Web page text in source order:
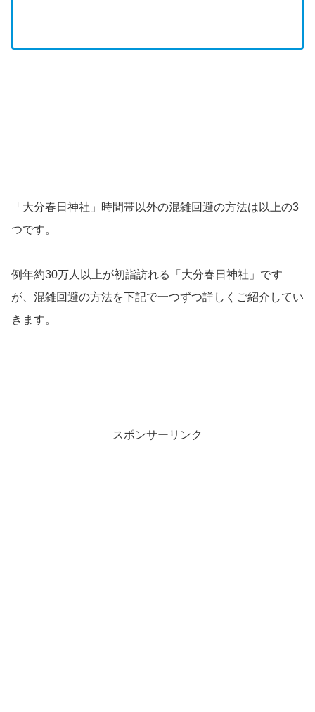
「大分春日神社」時間帯以外の混雑回避の方法は以上の3
つです。
例年約30万人以上が初詣訪れる「大分春日神社」です
が、混雑回避の方法を下記で一つずつ詳しくご紹介してい
きます。
スポンサーリンク